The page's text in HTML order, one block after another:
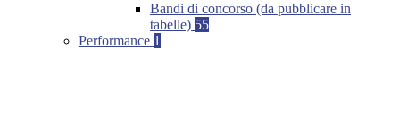
Bandi di concorso (da pubblicare in
tabelle) 55
Performance 1